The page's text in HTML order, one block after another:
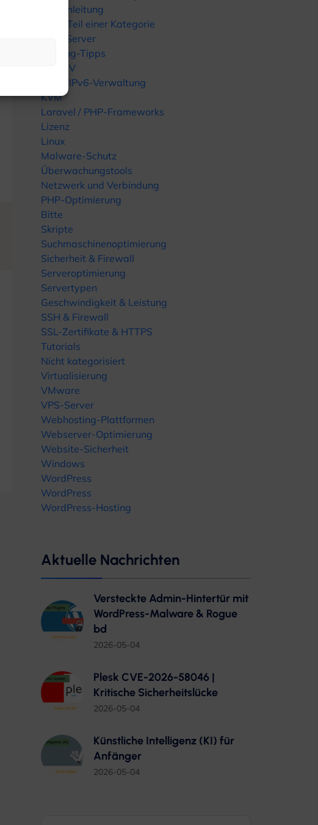
Kurzanleitung
Nicht Teil einer Kategorie
GPU-Server
Hosting-Tipps
HyperV
IPv4 / IPv6-Verwaltung
KVM
Laravel / PHP-Frameworks
Lizenz
Linux
Malware-Schutz
Überwachungstools
Netzwerk und Verbindung
PHP-Optimierung
Bitte
Skripte
Suchmaschinenoptimierung
Sicherheit & Firewall
Serveroptimierung
Servertypen
Geschwindigkeit & Leistung
SSH & Firewall
SSL-Zertifikate & HTTPS
Tutorials
Nicht kategorisiert
Virtualisierung
VMware
VPS-Server
Webhosting-Plattformen
Webserver-Optimierung
Website-Sicherheit
Windows
WordPress
WordPress
WordPress-Hosting
Aktuelle Nachrichten
Versteckte Admin-Hintertür mit
WordPress-Malware & Rogue
bd
2026-05-04
Plesk CVE-2026-58046 |
Kritische Sicherheitslücke
2026-05-04
Künstliche Intelligenz (KI) für
Anfänger
2026-05-04